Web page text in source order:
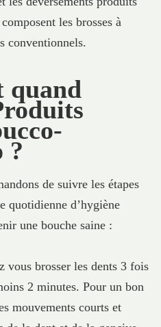
les brosses à
conventionnels.
quand
?
de suivre les étapes
quotidienne d’hygiène
une bouche saine :
vous brosser les dents 3 fois
2 minutes. Pour un bon
mouvements courts et